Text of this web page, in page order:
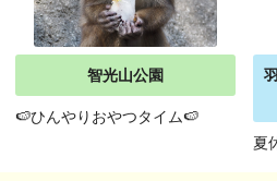
智光山公園
🍉ひんやりおやつタイム🍉
夏